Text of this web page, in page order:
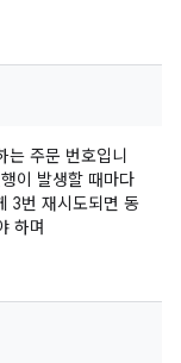
는 주문 번호입니
이 발생할 때마다
3번 재시도되면 동
하며